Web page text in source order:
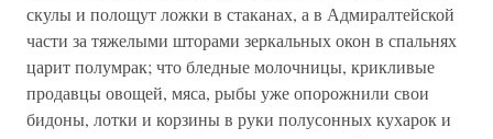
скулы и полощут ложки в стаканах, а в Адмиралтейской
части за тяжелыми шторами зеркальных окон в спальнях
царит полумрак; что бледные молочницы, крикливые
продавцы овощей, мяса, рыбы уже опорожнили свои
бидоны, лотки и корзины в руки полусонных кухарок и